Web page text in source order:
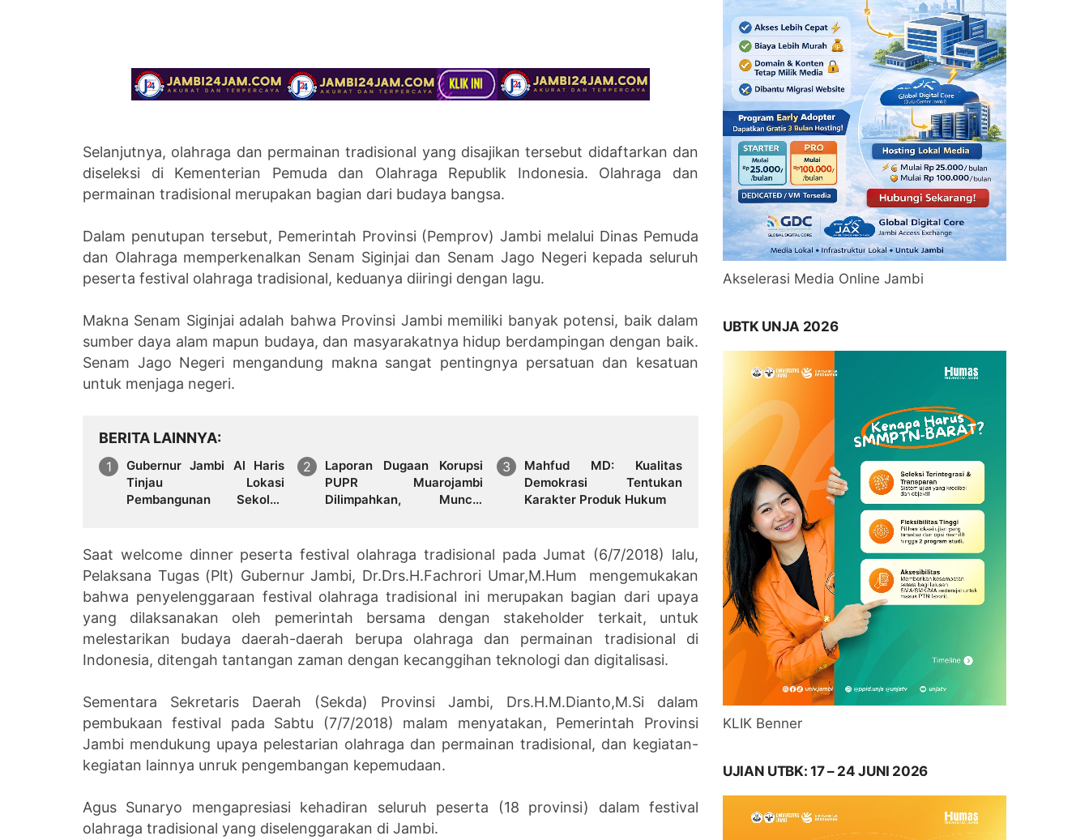
Selanjutnya, olahraga dan permainan tradisional yang disajikan tersebut didaftarkan dan
diseleksi di Kementerian Pemuda dan Olahraga Republik Indonesia. Olahraga dan
permainan tradisional merupakan bagian dari budaya bangsa.
Dalam penutupan tersebut, Pemerintah Provinsi (Pemprov) Jambi melalui Dinas Pemuda
dan Olahraga memperkenalkan Senam Siginjai dan Senam Jago Negeri kepada seluruh
peserta festival olahraga tradisional, keduanya diiringi dengan lagu.
Makna Senam Siginjai adalah bahwa Provinsi Jambi memiliki banyak potensi, baik dalam
sumber daya alam mapun budaya, dan masyarakatnya hidup berdampingan dengan baik.
Senam Jago Negeri mengandung makna sangat pentingnya persatuan dan kesatuan
untuk menjaga negeri.
BERITA LAINNYA
Gubernur Jambi Al Haris
Tinjau Lokasi
Pembangunan Sekolah
Green City
Laporan Dugaan Korupsi
PUPR Muarojambi
Dilimpahkan, Muncul
Aduan Publik
Mahfud MD: Kualitas
Demokrasi Tentukan
Karakter Produk Hukum
Saat welcome dinner peserta festival olahraga tradisional pada Jumat (6/7/2018) lalu,
Pelaksana Tugas (Plt) Gubernur Jambi, Dr.Drs.H.Fachrori Umar,M.Hum mengemukakan
bahwa penyelenggaraan festival olahraga tradisional ini merupakan bagian dari upaya
yang dilaksanakan oleh pemerintah bersama dengan stakeholder terkait, untuk
melestarikan budaya daerah-daerah berupa olahraga dan permainan tradisional di
Indonesia, ditengah tantangan zaman dengan kecanggihan teknologi dan digitalisasi.
Sementara Sekretaris Daerah (Sekda) Provinsi Jambi, Drs.H.M.Dianto,M.Si dalam
pembukaan festival pada Sabtu (7/7/2018) malam menyatakan, Pemerintah Provinsi
Jambi mendukung upaya pelestarian olahraga dan permainan tradisional, dan kegiatan-
kegiatan lainnya unruk pengembangan kepemudaan.
Agus Sunaryo mengapresiasi kehadiran seluruh peserta (18 provinsi) dalam festival
olahraga tradisional yang diselenggarakan di Jambi.
Akselerasi Media Online Jambi
UBTK UNJA 2026
KLIK Benner
UJIAN UTBK: 17 – 24 JUNI 2026